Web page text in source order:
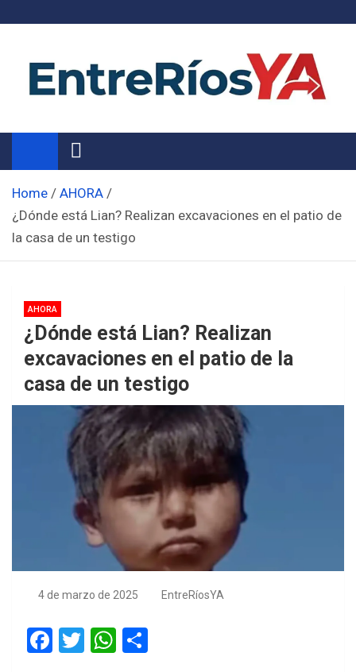
Noticias de Entre Ríos
Información de toda la provincia ahora
Home
AHORA
¿Dónde está Lian? Realizan excavaciones en el patio de
la casa de un testigo
AHORA
¿Dónde está Lian? Realizan
excavaciones en el patio de la
casa de un testigo
4 de marzo de 2025 EntreRíosYA
F
T
W